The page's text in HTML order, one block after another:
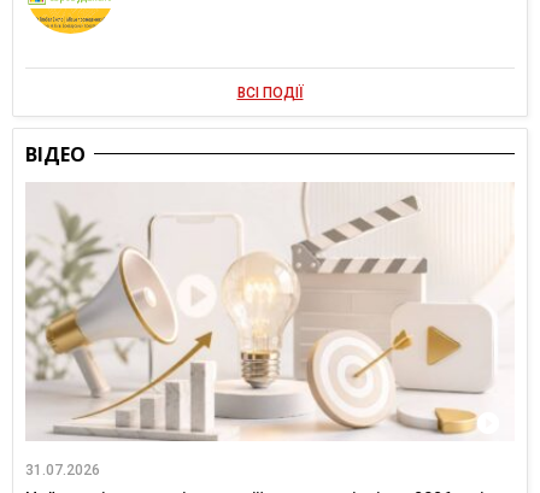
ВСІ ПОДІЇ
ВІДЕО
31.07.2026